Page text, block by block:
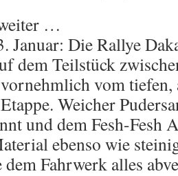
…
Januar: Die Rallye
dem Teilstück
vom
Weicher
und dem Fesh-
ebenso wie
Fahrwerk alles